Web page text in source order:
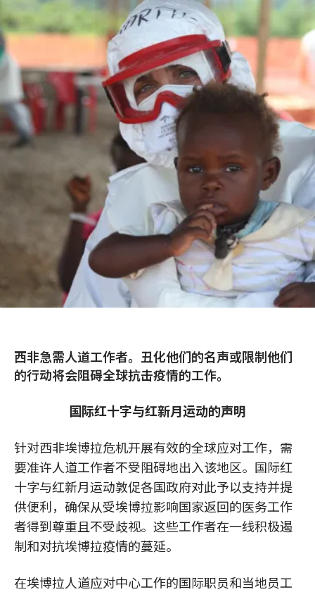
西非急需人道工作者。丑化他们的名声或限制他们
的行动将会阻碍全球抗击疫情的工作。
国际红十字与红新月运动的声明
针对西非埃博拉危机开展有效的全球应对工作，需
要准许人道工作者不受阻碍地出入该地区。国际红
十字与红新月运动敦促各国政府对此予以支持并提
供便利，确保从受埃博拉影响国家返回的医务工作
者得到尊重且不受歧视。这些工作者在一线积极遏
制和对抗埃博拉疫情的蔓延。
在埃博拉人道应对中心工作的国际职员和当地员工